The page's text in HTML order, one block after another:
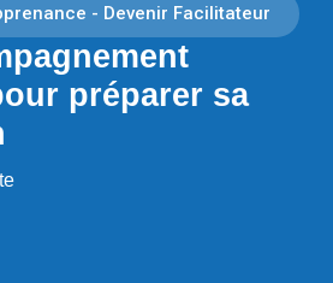
- Devenir Facilitateur
préparer sa